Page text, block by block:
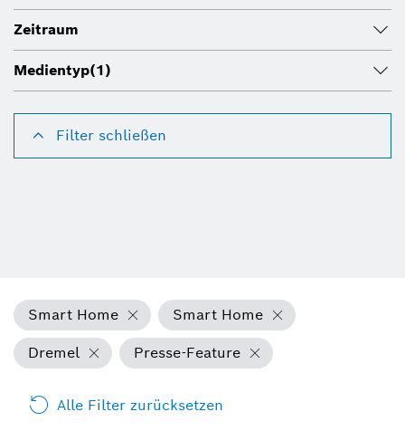
Zeitraum
Medientyp(1)
Filter schließen
Smart Home
Smart Home
Dremel
Presse-Feature
Alle Filter zurücksetzen